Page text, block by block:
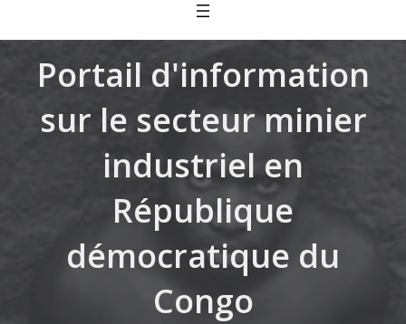
Portail d'information
sur le secteur minier
industriel en
République
démocratique du
Congo